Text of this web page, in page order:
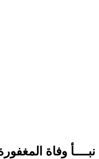
نبــــأ وفاة